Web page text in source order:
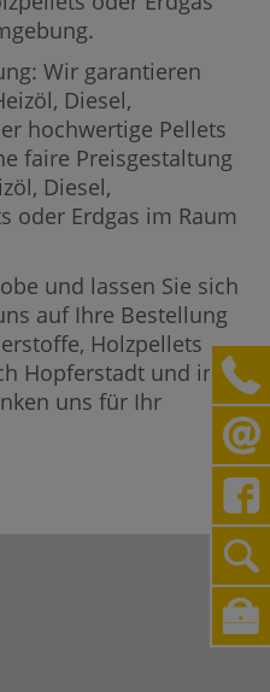
Wir garantieren
Diesel,
hochwertige Pellets
faire Preisgestaltung
Diesel,
oder Erdgas im Raum
und lassen Sie sich
auf Ihre Bestellung
Holzpellets
Hopferstadt und in
uns für Ihr